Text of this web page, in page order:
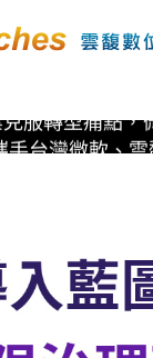
全方位解決方案
取得
台灣微軟、
方位解決方案